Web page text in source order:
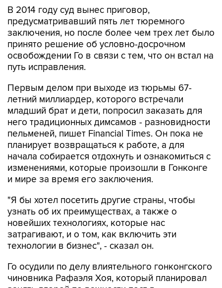
В 2014 году суд вынес приговор,
предусматривавший пять лет тюремного
заключения, но после более чем трех лет было
принято решение об условно-досрочном
освобождении Го в связи с тем, что он встал на
путь исправления.
Первым делом при выходе из тюрьмы 67-
летний миллиардер, которого встречали
младший брат и дети, попросил заказать для
него традиционных димсамов - разновидности
пельменей, пишет Financial Times. Он пока не
планирует возвращаться к работе, а для
начала собирается отдохнуть и ознакомиться с
изменениями, которые произошли в Гонконге
и мире за время его заключения.
"Я бы хотел посетить другие страны, чтобы
узнать об их преимуществах, а также о
новейших технологиях, которые нас
затрагивают, и о том, как включить эти
технологии в бизнес", - сказал он.
Го осудили по делу влиятельного гонконгского
чиновника Рафаэля Хоя, который планировал